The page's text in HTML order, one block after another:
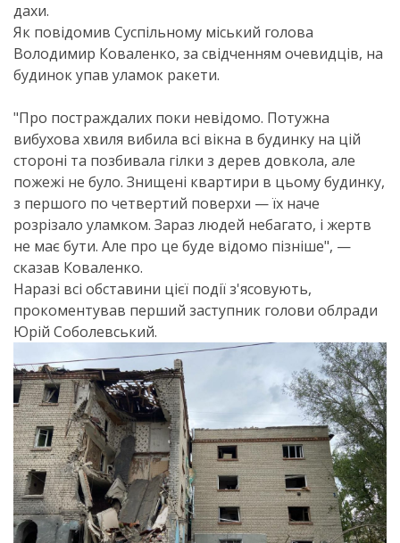
дахи.
Як повідомив Суспільному міський голова
Володимир Коваленко, за свідченням очевидців, на
будинок упав уламок ракети.
"Про постраждалих поки невідомо. Потужна
вибухова хвиля вибила всі вікна в будинку на цій
стороні та позбивала гілки з дерев довкола, але
пожежі не було. Знищені квартири в цьому будинку,
з першого по четвертий поверхи — їх наче
розрізало уламком. Зараз людей небагато, і жертв
не має бути. Але про це буде відомо пізніше", —
сказав Коваленко.
Наразі всі обставини цієї події з'ясовують,
прокоментував перший заступник голови облради
Юрій Соболевський.